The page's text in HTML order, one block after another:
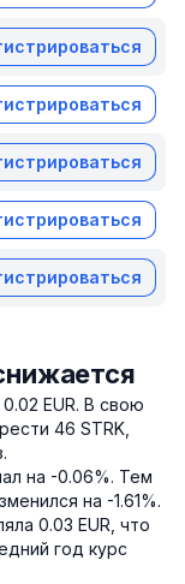
EUR. В свою
46 STRK,
на -0.06%. Тем
на -1.61%.
0.03 EUR, что
год курс